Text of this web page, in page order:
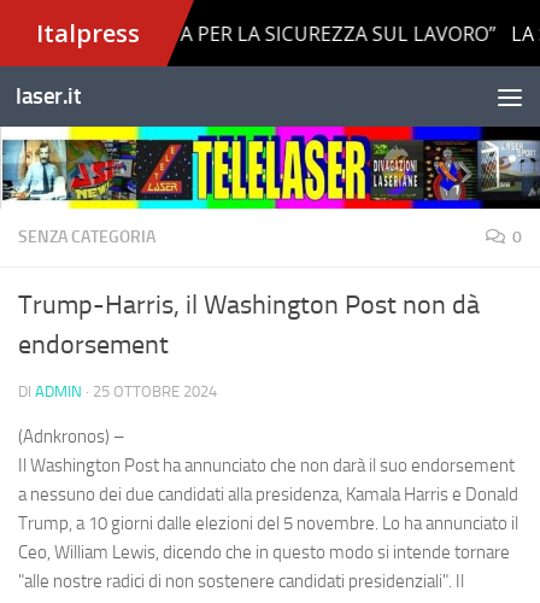
Salta al contenuto
laser.it
SENZA CATEGORIA 0
Trump-Harris, il Washington Post non dà
endorsement
DI ADMIN · 25 OTTOBRE 2024
(Adnkronos) –
Il Washington Post ha annunciato che non darà il suo endorsement
a nessuno dei due candidati alla presidenza, Kamala Harris e Donald
Trump, a 10 giorni dalle elezioni del 5 novembre. Lo ha annunciato il
Ceo, William Lewis, dicendo che in questo modo si intende tornare
"alle nostre radici di non sostenere candidati presidenziali". Il